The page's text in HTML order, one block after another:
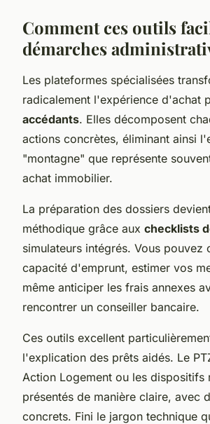
Comment ces outils
démarches
Les plateformes spécialisées
radicalement l'expérience d'achat
accédants. Elles décomposent
actions concrètes, éliminant ainsi
"montagne" que représente
achat immobilier.
La préparation des dossiers
méthodique grâce aux checklists
simulateurs intégrés. Vous pouvez
capacité d'emprunt, estimer vos
même anticiper les frais annexes
rencontrer un conseiller bancaire.
Ces outils excellent
l'explication des prêts aidés. Le
Action Logement ou les dispositifs
présentés de manière claire, avec
concrets. Fini le jargon technique